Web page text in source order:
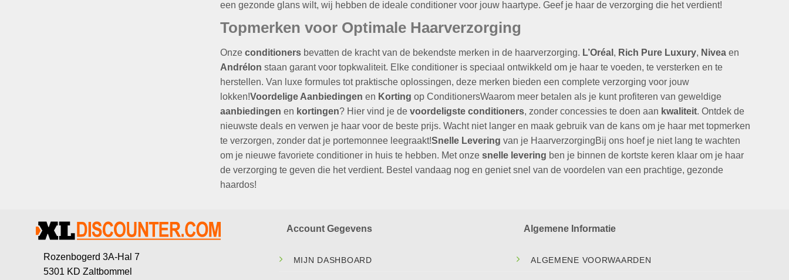
een gezonde glans wilt, wij hebben de ideale conditioner voor jouw haartype. Geef je haar de verzorging die het verdient!
Topmerken voor Optimale Haarverzorging
Onze conditionersbevatten de kracht van de bekendste merken in de haarverzorging. L’Oréal , Rich Pure Luxury, Niveaen
Andrélon staan garant voor topkwaliteit. Elke conditioner is speciaal ontwikkeld om je haar te voeden, te versterken en te
herstellen. Van luxe formules tot praktische oplossingen, deze merken bieden een complete verzorging voor jouw
lokken!Voordelige Aanbiedingen en Korting op ConditionersWaarom meer betalen als je kunt profiteren van geweldige
aanbiedingen en kortingen? Hier vind je de voordeligste conditioners, zonder concessies te doen aan kwaliteit. Ontdek de
nieuwste deals en verwen je haar voor de beste prijs. Wacht niet langer en maak gebruik van de kans om je haar met topmerken
te verzorgen, zonder dat je portemonnee leegraakt!Snelle Levering van je HaarverzorgingBij ons hoef je niet lang te wachten
om je nieuwe favoriete conditioner in huis te hebben. Met onze snelle levering ben je binnen de kortste keren klaar om je haar
de verzorging te geven die het verdient. Bestel vandaag nog en geniet snel van de voordelen van een prachtige, gezonde
haardos!
Rozenbogerd 3A-Hal 7
5301 KD Zaltbommel
Account Gegevens
MIJN DASHBOARD
Algemene Informatie
ALGEMENE VOORWAARDEN